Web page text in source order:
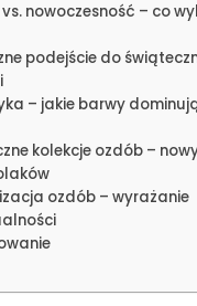
nowoczesność – co
podejście do
– jakie barwy
kolekcje ozdób –
ozdób – wyrażanie